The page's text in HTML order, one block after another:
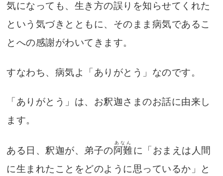
気になっても、生き方の誤りを知らせてくれた
という気づきとともに、そのまま病気であるこ
とへの感謝がわいてきます。
すなわち、病気よ「ありがとう」なのです。
「ありがとう」は、お釈迦さまのお話に由来し
ます。
ある日、釈迦が、弟子の阿難
あなん
に「おまえは人間
に生まれたことをどのように思っているか」と